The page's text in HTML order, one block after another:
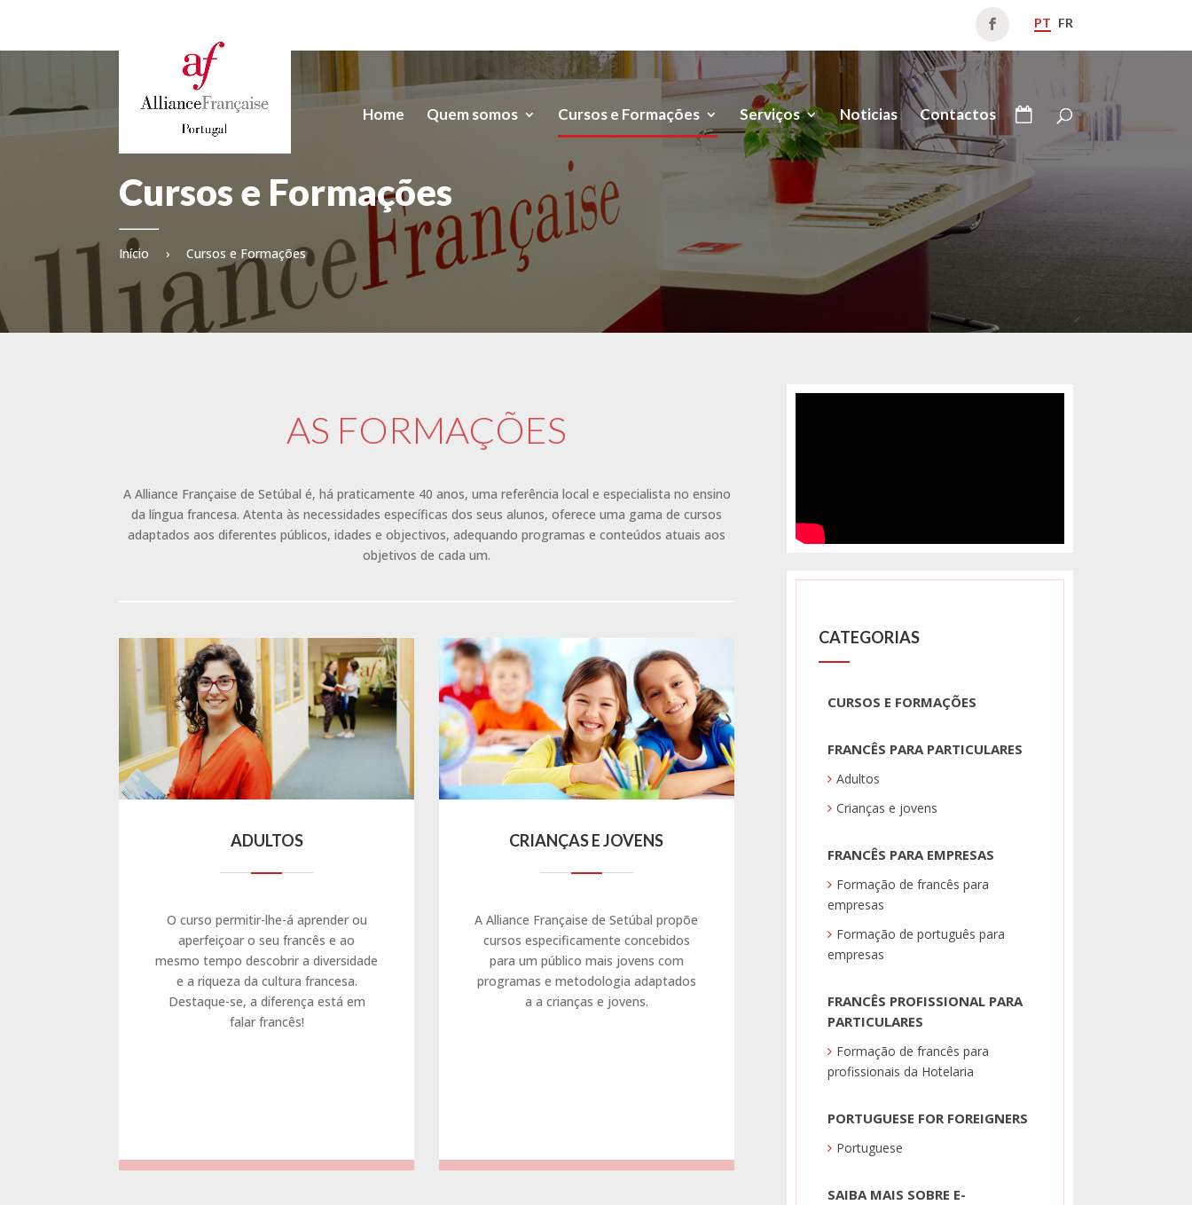
PT FR
Home Quem somos Cursos e Formações Serviços Noticias Contactos
Cursos e Formações
Início › Cursos e Formações
AS FORMAÇÕES
A Alliance Française de Setúbal é, há praticamente 40 anos, uma referência local e especialista no ensino
da língua francesa. Atenta às necessidades específicas dos seus alunos, oferece uma gama de cursos
adaptados aos diferentes públicos, idades e objectivos, adequando programas e conteúdos atuais aos
objetivos de cada um.
ADULTOS
O curso permitir-lhe-á aprender ou
aperfeiçoar o seu francês e ao
mesmo tempo descobrir a diversidade
e a riqueza da cultura francesa.
Destaque-se, a diferença está em
falar francês!
CRIANÇAS E JOVENS
A Alliance Française de Setúbal propõe
cursos especificamente concebidos
para um público mais jovens com
programas e metodologia adaptados
a a crianças e jovens.
CATEGORIAS
CURSOS E FORMAÇÕES
FRANCÊS PARA PARTICULARES
Adultos
Crianças e jovens
FRANCÊS PARA EMPRESAS
Formação de francês para
empresas
Formação de português para
empresas
FRANCÊS PROFISSIONAL PARA
PARTICULARES
Formação de francês para
profissionais da Hotelaria
PORTUGUESE FOR FOREIGNERS
Portuguese
SAIBA MAIS SOBRE E-